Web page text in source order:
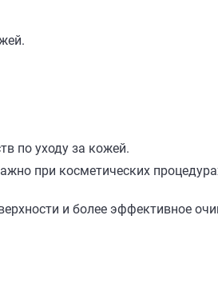
по уходу за кожей.
при косметических
и более эффективное